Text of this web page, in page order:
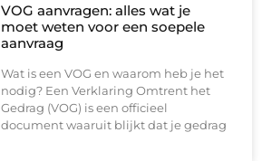
VOG aanvragen: alles wat je
moet weten voor een soepele
aanvraag
Wat is een VOG en waarom heb je het
nodig? Een Verklaring Omtrent het
Gedrag (VOG) is een officieel
document waaruit blijkt dat je gedrag